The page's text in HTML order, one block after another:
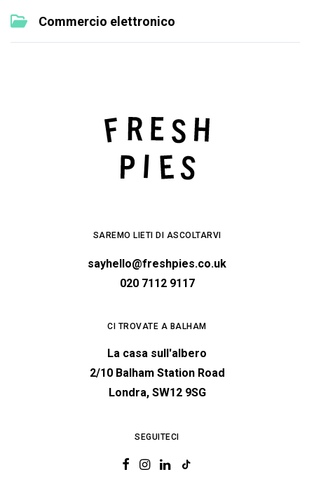
Commercio elettronico
SAREMO LIETI DI ASCOLTARVI
sayhello@freshpies.co.uk
020 7112 9117
CI TROVATE A BALHAM
La casa sull'albero
2/10 Balham Station Road
Londra, SW12 9SG
SEGUITECI